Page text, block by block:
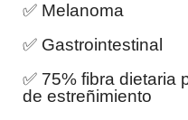
✅ Melanoma
✅ Gastrointestinal
✅ 75% fibra dietaria
de estreñimiento